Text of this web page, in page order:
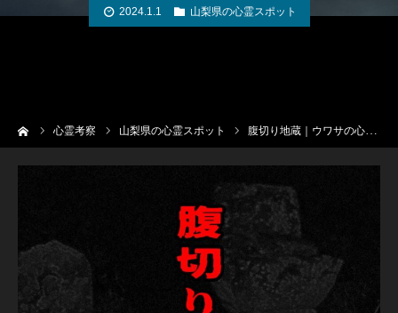
2024.1.1 山梨県の心霊スポット
心霊考察 山梨県の心霊スポット 腹切り地蔵｜ウワサの心霊話